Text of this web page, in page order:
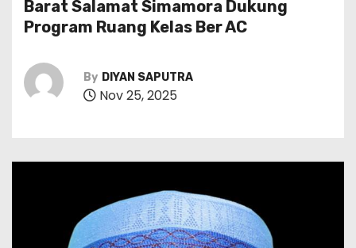
Barat Salamat Simamora Dukung
Program Ruang Kelas Ber AC
By DIYAN SAPUTRA
Nov 25, 2025